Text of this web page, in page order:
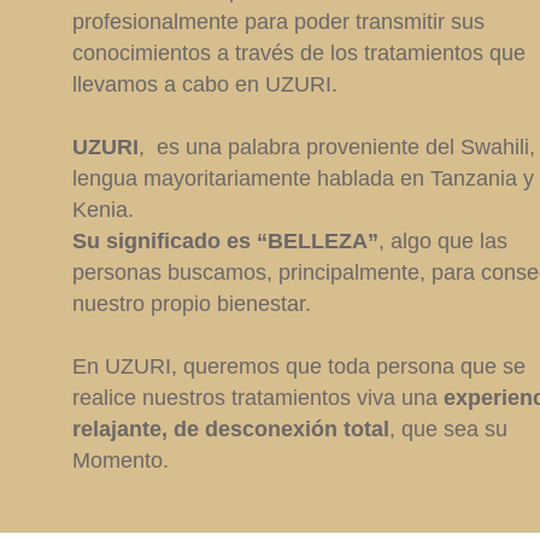
profesionalmente para poder transmitir sus
conocimientos a través de los tratamientos que
llevamos a cabo en UZURI.
UZURI, es una palabra proveniente del Swahili,
lengua mayoritariamente hablada en Tanzania y
Kenia.
Su significado es “BELLEZA”, algo que las
personas buscamos, principalmente, para
nuestro propio bienestar.
En UZURI, queremos que toda persona que se
realice nuestros tratamientos viva una
relajante, de desconexión total , que sea su
Momento.